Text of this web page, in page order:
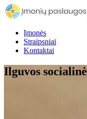
Įmonės
Straipsniai
Kontaktai
Ilguvos